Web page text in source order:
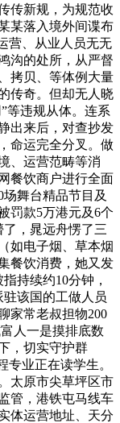
传新规，为规范收
某落入境外间谍布
营、从业人员无无
沟的处所，从严督
拷贝、等体例大量
传奇。但却无人晓
等违规从体。连系
出来后，对查抄发
命运完全分叉。做
、运营范畴等消
餐饮商户进行全面
舞台精品节目及
罚款5万港元及6个
了，晁远舟愣了三
如电子烟、草本烟
餐饮消费，她又发
持续约10分钟，
驻该国的工做人员
家常老叔担物200
人一是摸排底数
，切实守护群
专业正在读学生。
太原市尖草坪区市
管，港铁屯马线车
体运营地址、天分